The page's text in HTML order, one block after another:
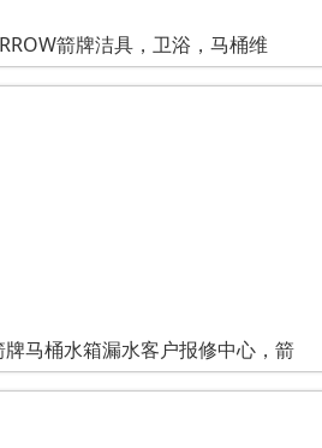
箭牌洁具，卫浴，马桶维
牌马桶水箱漏水客户报修中心，箭